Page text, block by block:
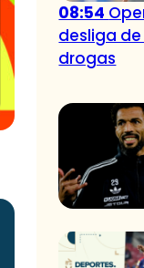
08:54
desliga
drogas